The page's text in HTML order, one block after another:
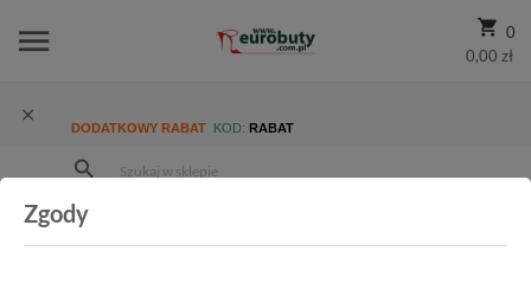
0
0,00 zł
DODATKOWY RABAT KOD: RABAT
Kolekcja damska
Klapki
Zgody